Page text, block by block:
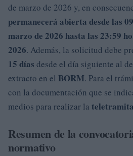
de marzo de 2026 y, en
permanecerá abierta desde las
marzo de 2026 hasta las 23:59
2026. Además, la solicitud debe
15 días desde el día siguiente al
extracto en el BORM. Para el
con la documentación que se
medios para realizar la
Resumen de la
normativo